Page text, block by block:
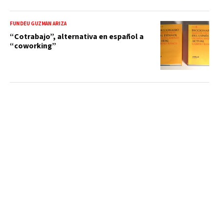
FUNDÉU GUZMÁN ARIZA
“Cotrabajo”, alternativa en español a
“coworking”